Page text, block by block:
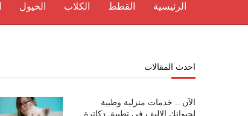
الرئيسية القطط الكلاب الخيول
احدث المقالات
الآن .. خدمات منزلية وطبية
لحيوانك الاليف في تطبيق دكاترة